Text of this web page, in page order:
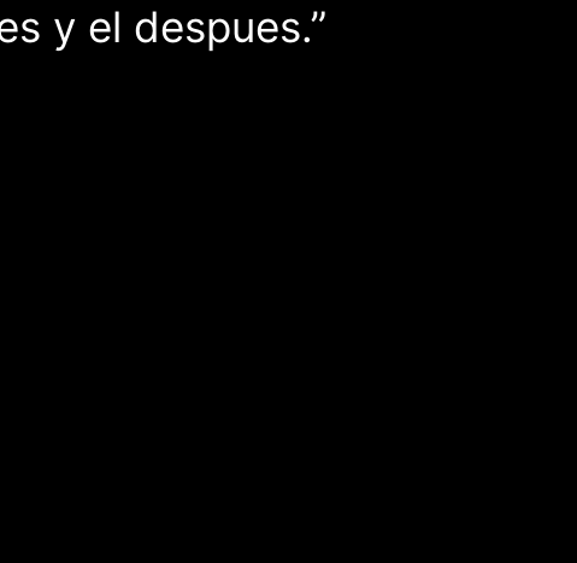
y el despues.”